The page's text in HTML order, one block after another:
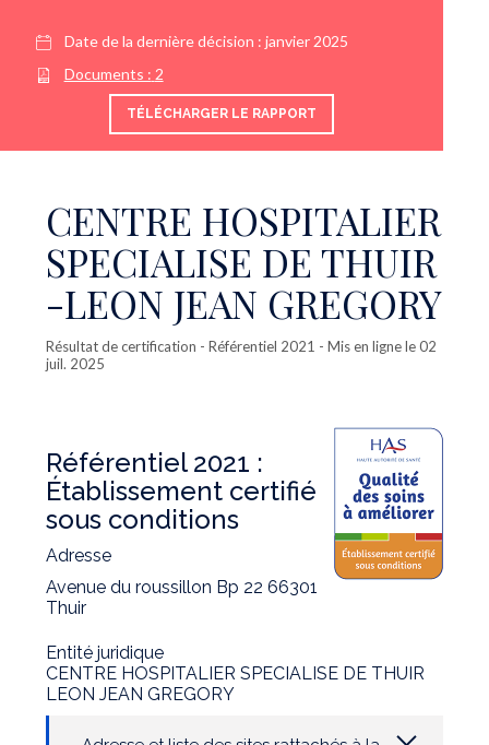
Date de la dernière décision : janvier 2025
Documents : 2
TÉLÉCHARGER LE RAPPORT
CENTRE HOSPITALIER
SPECIALISE DE THUIR
-LEON JEAN GREGORY
Résultat de certification - Référentiel 2021 - Mis en ligne le 02
juil. 2025
Référentiel 2021 :
Établissement certifié
sous conditions
Adresse
Avenue du roussillon Bp 22 66301
Thuir
Entité juridique
CENTRE HOSPITALIER SPECIALISE DE THUIR
LEON JEAN GREGORY